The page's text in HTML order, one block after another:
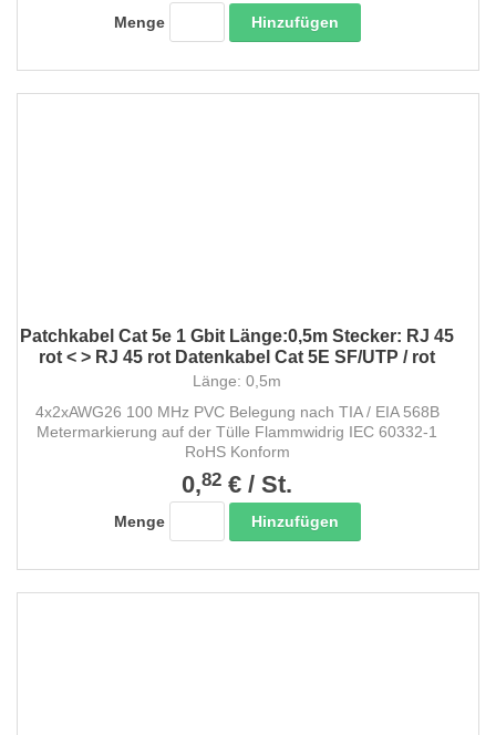
Menge Hinzufügen
Patchkabel Cat 5e 1 Gbit Länge:0,5m Stecker: RJ 45
rot < > RJ 45 rot Datenkabel Cat 5E SF/UTP / rot
Länge: 0,5m
4x2xAWG26 100 MHz PVC Belegung nach TIA / EIA 568B
Metermarkierung auf der Tülle Flammwidrig IEC 60332-1
RoHS Konform
0,82 € / St.
Menge Hinzufügen